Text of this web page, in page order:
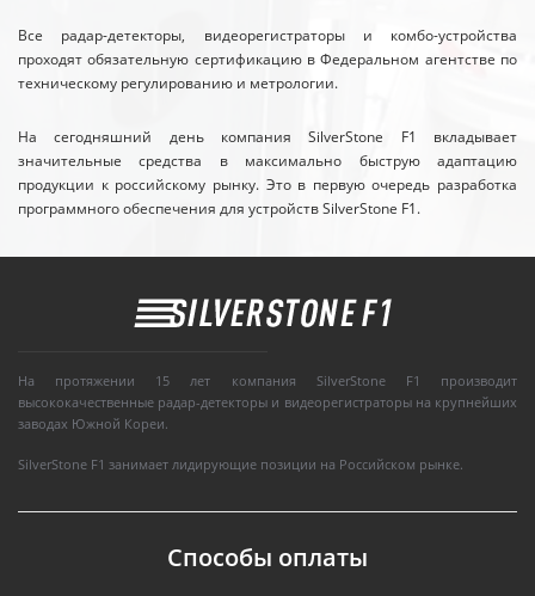
Все радар-детекторы, видеорегистраторы и комбо-устройства
проходят обязательную сертификацию в Федеральном агентстве по
техническому регулированию и метрологии.
На сегодняшний день компания SilverStone F1 вкладывает
значительные средства в максимально быструю адаптацию
продукции к российскому рынку. Это в первую очередь разработка
программного обеспечения для устройств SilverStone F1.
На протяжении 15 лет компания SilverStone F1 производит
высококачественные радар-детекторы и видеорегистраторы на крупнейших
заводах Южной Кореи.
SilverStone F1 занимает лидирующие позиции на Российском рынке.
Способы оплаты